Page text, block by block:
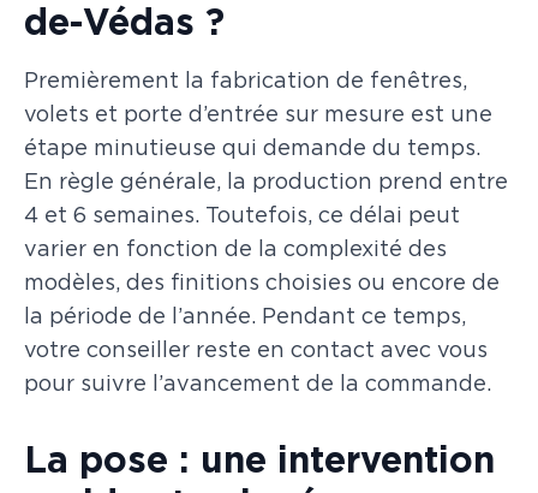
de-Védas ?
Premièrement la fabrication de fenêtres,
volets et porte d’entrée sur mesure est une
étape minutieuse qui demande du temps.
En règle générale, la production prend entre
4 et 6 semaines. Toutefois, ce délai peut
varier en fonction de la complexité des
modèles, des finitions choisies ou encore de
la période de l’année. Pendant ce temps,
votre conseiller reste en contact avec vous
pour suivre l’avancement de la commande.
La pose : une intervention